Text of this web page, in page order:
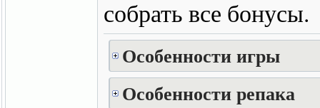
собрать все бонусы.
Особенности игры
Особенности репака